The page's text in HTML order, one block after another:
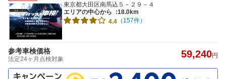
東京都大田区南馬込５－２９－４
エリアの中心から
:18.0km
4.4 （157件）
参考車検価格
法定24ヶ月点検対象 59,240円